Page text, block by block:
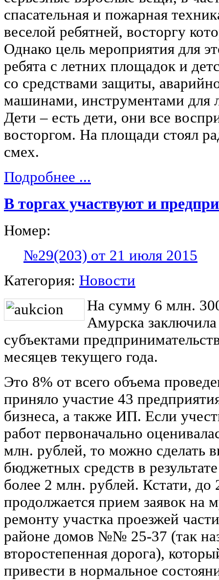
спасательная и пожарная
веселой ребятней, восторгу
Однако цель мероприятия для
ребята с летних площадок и
со средствами защиты,
машинами, инструментами для
Дети – есть дети, они все
восторгом. На площади стоял
смех.
Подробнее ...
В торгах участвуют и
Номер:
№29(203) от 21 июля 2015
Категория: Новости
На сумму 6 млн.
Амурска заключила
субъектами
месяцев текущего года.
Это 8% от всего объема
приняло участие 43
бизнеса, а также ИП. Если
работ первоначально
млн. рублей, то можно сделать
бюджетных средств в
более 2 млн. рублей. Кстати,
продолжается прием заявок на
ремонту участка проезжей
районе домов №№ 25-37 (так
второстепенная дорога),
привести в нормальное